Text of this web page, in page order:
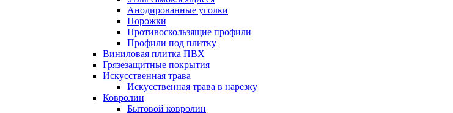
Анодированные уголки
Порожки
Противоскользящие профили
Профили под плитку
Виниловая плитка ПВХ
Грязезащитные покрытия
Искусственная трава
Искусственная трава в нарезку
Ковролин
Бытовой ковролин